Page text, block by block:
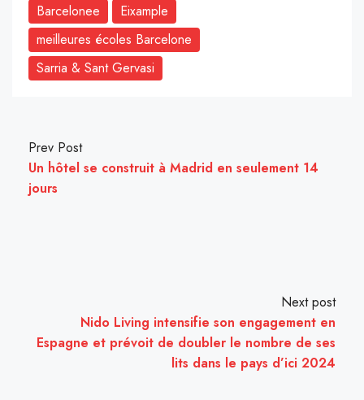
Barcelonee
Eixample
meilleures écoles Barcelone
Sarria & Sant Gervasi
Prev Post
Un hôtel se construit à Madrid en seulement 14
jours
Next post
Nido Living intensifie son engagement en
Espagne et prévoit de doubler le nombre de ses
lits dans le pays d’ici 2024